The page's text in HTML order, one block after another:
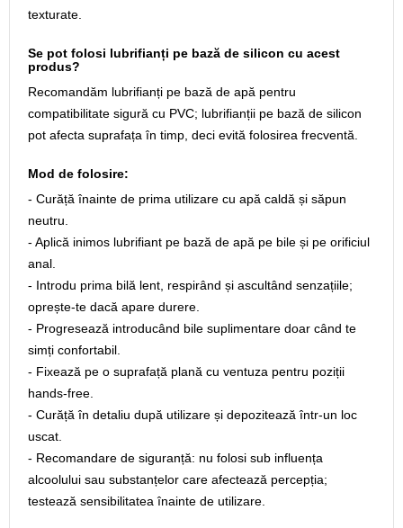
texturate.
Se pot folosi lubrifianți pe bază de silicon cu acest
produs?
Recomandăm lubrifianți pe bază de apă pentru
compatibilitate sigură cu PVC; lubrifianții pe bază de silicon
pot afecta suprafața în timp, deci evită folosirea frecventă.
Mod de folosire:
- Curăță înainte de prima utilizare cu apă caldă și săpun
neutru.
- Aplică inimos lubrifiant pe bază de apă pe bile și pe orificiul
anal.
- Introdu prima bilă lent, respirând și ascultând senzațiile;
oprește-te dacă apare durere.
- Progresează introducând bile suplimentare doar când te
simți confortabil.
- Fixează pe o suprafață plană cu ventuza pentru poziții
hands‑free.
- Curăță în detaliu după utilizare și depozitează într‑un loc
uscat.
- Recomandare de siguranță: nu folosi sub influența
alcoolului sau substanțelor care afectează percepția;
testează sensibilitatea înainte de utilizare.